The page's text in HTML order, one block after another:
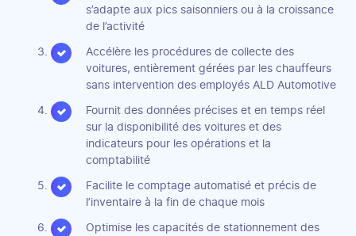
s’adapte aux pics saisonniers ou à la croissance
de l’activité
Accélère les procédures de collecte des
voitures, entièrement gérées par les chauffeurs
sans intervention des employés ALD Automotive
Fournit des données précises et en temps réel
sur la disponibilité des voitures et des
indicateurs pour les opérations et la
comptabilité
Facilite le comptage automatisé et précis de
l’inventaire à la fin de chaque mois
Optimise les capacités de stationnement des